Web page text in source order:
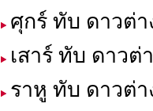
ศุกร์ ทับ ดาวต่า
เสาร์ ทับ ดาวต่
ราหู ทับ ดาวต่า